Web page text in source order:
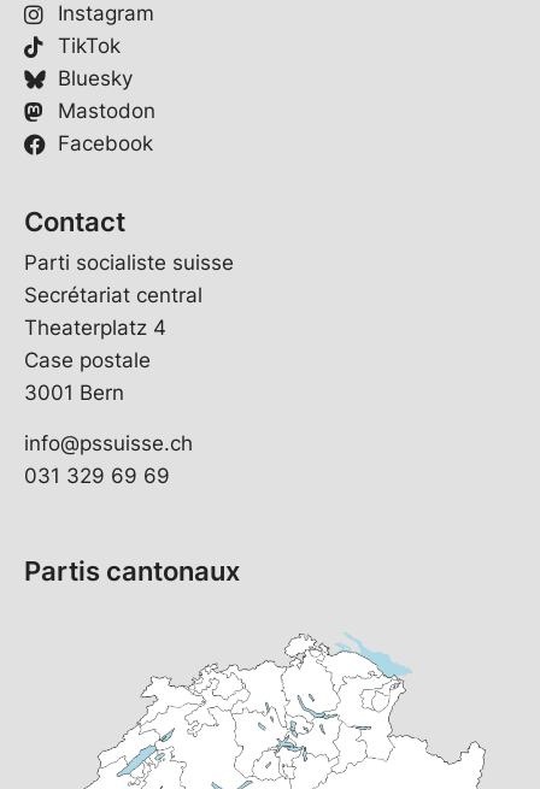
Instagram
TikTok
Bluesky
Mastodon
Facebook
Contact
Parti socialiste suisse
Secrétariat central
Theaterplatz 4
Case postale
3001 Bern
info@pssuisse.ch
031 329 69 69
Partis cantonaux